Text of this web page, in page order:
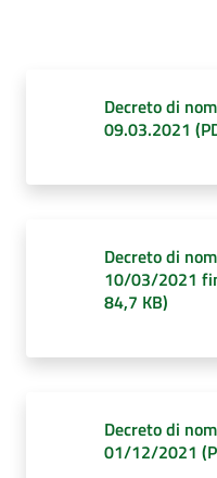
Amministrazione
Menu selezionato
argomenti...
Decreto di
09.03.2021 (
Decreto di
10/03/2021
84,7 KB)
Decreto di
01/12/2021 (